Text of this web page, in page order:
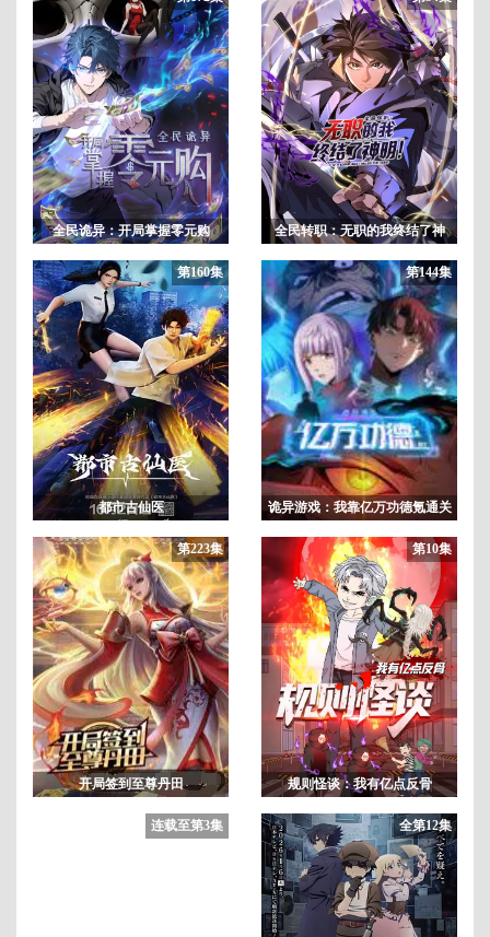
全民诡异：开局掌握零元购
全民转职：无职的我终结了神
第160集
都市古仙医
第144集
诡异游戏：我靠亿万功德氪通关
第223集
开局签到至尊丹田
第10集
规则怪谈：我有亿点反骨
连载至第3集 全第12集